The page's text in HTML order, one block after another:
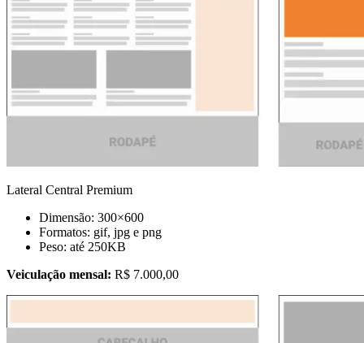
Lateral Central Premium
Dimensão: 300×600
Formatos: gif, jpg e png
Peso: até 250KB
Veiculação mensal: R$ 7.000,00